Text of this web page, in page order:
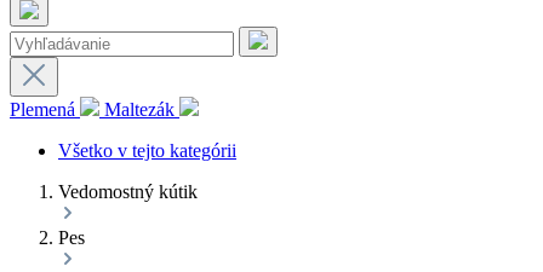
Plemená
Maltezák
Všetko v tejto kategórii
Vedomostný kútik
Pes